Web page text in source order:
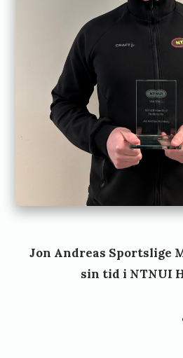
Jon Andreas Sportslige
sin tid i NTNUI